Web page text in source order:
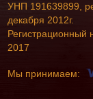
УНП 191639899,
декабря 2012г.
Регистрационный
2017
Мы принимаем: